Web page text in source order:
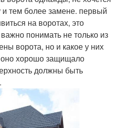
и тем более замене. первый
на воротах, это
понимать не только из
ворота, но и какое у них
хорошо защищало
должны быть